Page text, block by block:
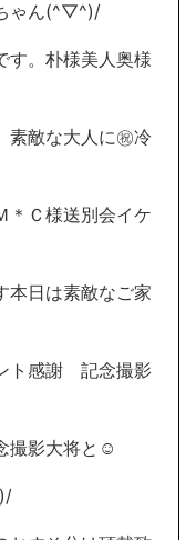
ゃん(^▽^)/
す。朴様美人奥様
敵な大人に㊗冷
＊Ｃ様送別会イケ
本日は素敵なご家
ト感謝 記念撮影
撮影大将と☺